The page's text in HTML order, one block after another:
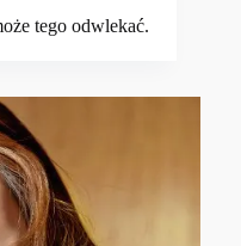
tego odwlekać.